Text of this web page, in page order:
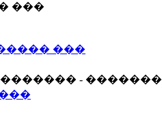
���
���
- �������